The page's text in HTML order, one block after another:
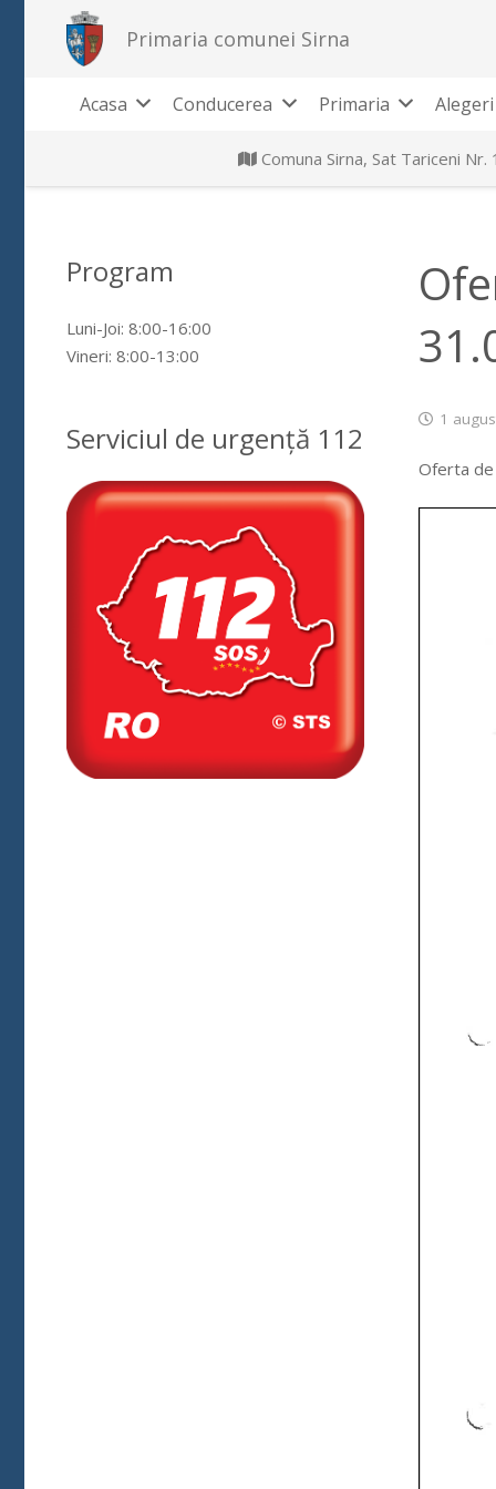
Primaria comunei Sirna
Acasa Conducerea Primaria
Comuna Sirna, Sat Tariceni
1
Oferta de
Program
Luni-Joi: 8:00-16:00
Vineri: 8:00-13:00
Serviciul de urgență 112